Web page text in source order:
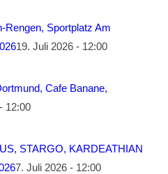
Rengen, Sportplatz Am
19. Juli 2026 - 12:00
Cafe Banane,
12:00
STARGO, KARDEATHIAN
7. Juli 2026 - 12:00